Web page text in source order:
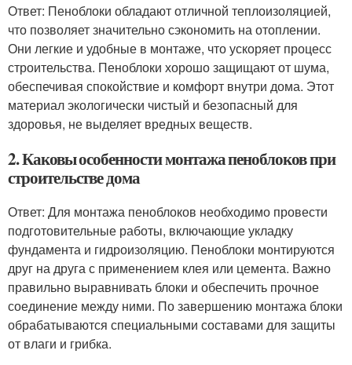
Ответ: Пеноблоки обладают отличной теплоизоляцией,
что позволяет значительно сэкономить на отоплении.
Они легкие и удобные в монтаже, что ускоряет процесс
строительства. Пеноблоки хорошо защищают от шума,
обеспечивая спокойствие и комфорт внутри дома. Этот
материал экологически чистый и безопасный для
здоровья, не выделяет вредных веществ.
2. Каковы особенности монтажа пеноблоков при
строительстве дома
Ответ: Для монтажа пеноблоков необходимо провести
подготовительные работы, включающие укладку
фундамента и гидроизоляцию. Пеноблоки монтируются
друг на друга с применением клея или цемента. Важно
правильно выравнивать блоки и обеспечить прочное
соединение между ними. По завершению монтажа блоки
обрабатываются специальными составами для защиты
от влаги и грибка.